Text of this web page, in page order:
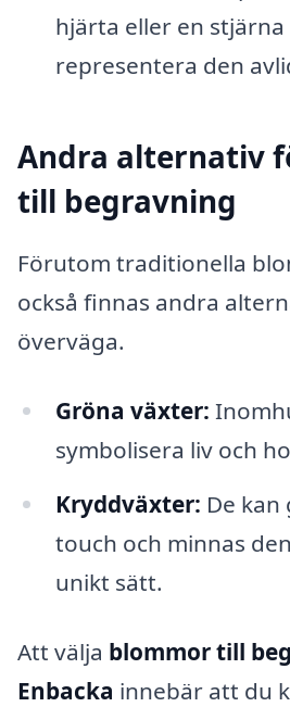
hjärta eller en stjärna
representera den
Andra alternativ
till begravning
Förutom traditionella
också finnas andra
överväga.
Gröna växter:
symbolisera liv och
Kryddväxter: De kan
touch och minnas
unikt sätt.
Att välja blommor till
Enbacka innebär att du